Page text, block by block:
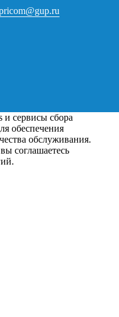
и сервисы сбора
обеспечения
обслуживания.
соглашаетесь